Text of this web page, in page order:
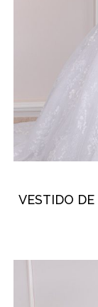
VESTIDO